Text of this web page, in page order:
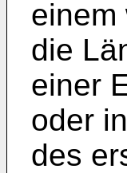
einem
die
einer
oder
des